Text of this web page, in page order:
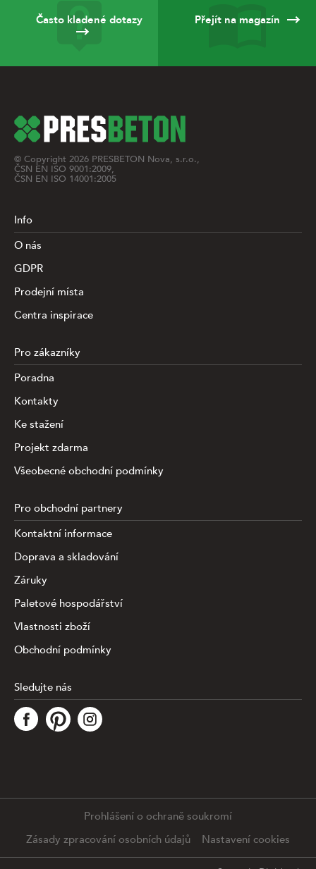
Tato stránka využívá soubory cookies ke shromažďování a
analýze informací o výkonu a používání webu, zajištění
fungování funkcí ze sociálních médií a ke zlepšení a
Podrobné nastavení Souhlasím se všemi cookies
Často kladené dotazy Přejít na magazín
© Copyright 2026 PRESBETON Nova, s.r.o.,
ČSN EN ISO 9001:2009,
ČSN EN ISO 14001:2005
Info
O nás
GDPR
Prodejní místa
Centra inspirace
Pro zákazníky
Poradna
Kontakty
Ke stažení
Projekt zdarma
Všeobecné obchodní podmínky
Pro obchodní partnery
Kontaktní informace
Doprava a skladování
Záruky
Paletové hospodářství
Vlastnosti zboží
Obchodní podmínky
Sledujte nás
Prohlášení o ochraně soukromí
Zásady zpracování osobních údajů
Nastavení cookies